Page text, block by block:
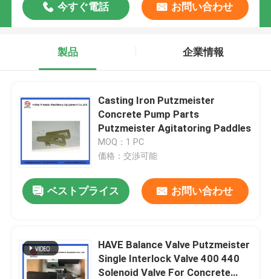
今すぐ電話 お問い合わせ
製品 企業情報
Casting Iron Putzmeister
Concrete Pump Parts
Putzmeister Agitatoring Paddles
MOQ：1 PC
価格：交渉可能
ベストプライス お問い合わせ
HAVE Balance Valve Putzmeister
Single Interlock Valve 400 440
Solenoid Valve For Concrete